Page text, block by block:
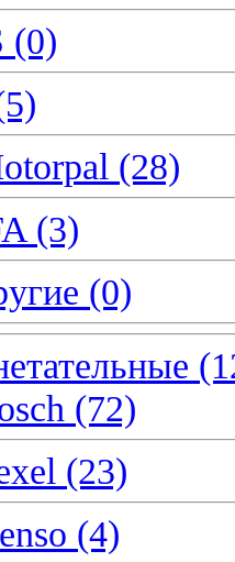
(0)
(28)
(3)
(0)
(72)
(23)
(4)